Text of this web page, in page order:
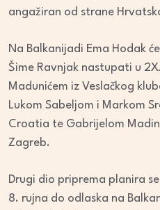
angažiran od strane
Na Balkanijadi Ema Hodak
Šime Ravnjak nastupati u
Madunićem iz Veslačkog
Lukom Sabeljom i Markom
Croatia te Gabrijelom
Zagreb.
Drugi dio priprema planira
8. rujna do odlaska na